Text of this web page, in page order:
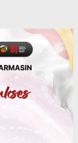
Dua
Anak